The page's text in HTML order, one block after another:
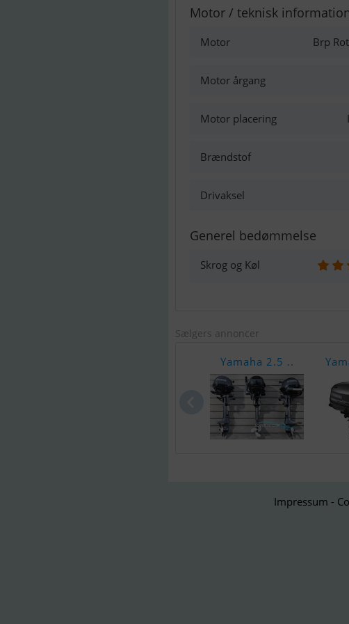
Motor / teknisk
Motor Brp
Motor årgang
Motor placering
Brændstof
Drivaksel
Generel bedømmelse
Skrog og Køl
Sælgers annoncer
Yamaha 2.5 ..
Impressum -